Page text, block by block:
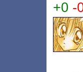
+0 -